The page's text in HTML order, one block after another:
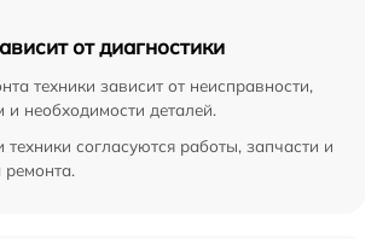
от диагностики
техники зависит от неисправности,
и необходимости деталей.
техники согласуются работы, запчасти и
ремонта.